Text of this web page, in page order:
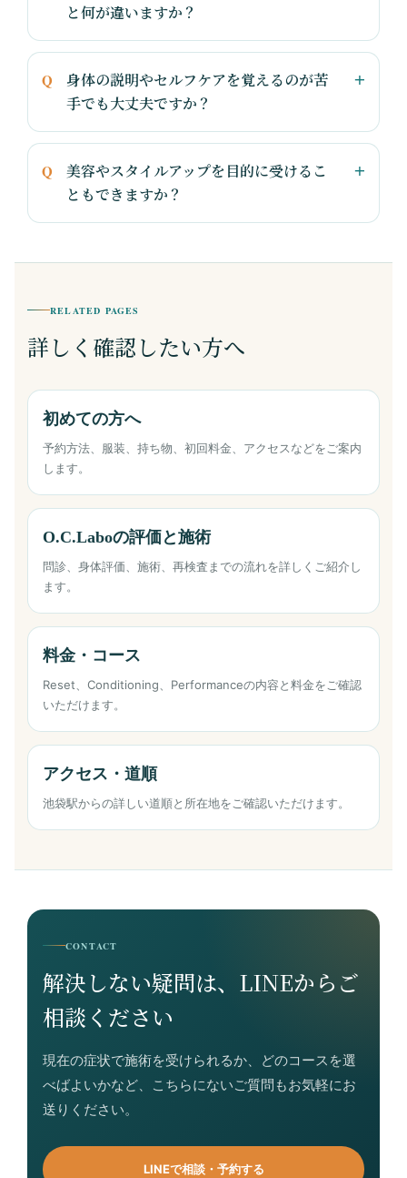
と何が違いますか？
身体の説明やセルフケアを覚えるのが苦
手でも大丈夫ですか？
美容やスタイルアップを目的に受けるこ
ともできますか？
RELATED PAGES
詳しく確認したい方へ
初めての方へ
予約方法、服装、持ち物、初回料金、アクセスなどをご案内
します。
O.C.Laboの評価と施術
問診、身体評価、施術、再検査までの流れを詳しくご紹介し
ます。
料金・コース
Reset、Conditioning、Performanceの内容と料金をご確認
いただけます。
アクセス・道順
池袋駅からの詳しい道順と所在地をご確認いただけます。
CONTACT
解決しない疑問は、LINEからご
相談ください
現在の症状で施術を受けられるか、どのコースを選
べばよいかなど、こちらにないご質問もお気軽にお
送りください。
LINEで相談・予約する